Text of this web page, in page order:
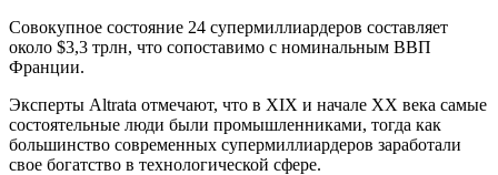
Совокупное состояние 24 супермиллиардеров составляет
около $3,3 трлн, что сопоставимо с номинальным ВВП
Франции.
Эксперты Altrata отмечают, что в XIX и начале XX века самые
состоятельные люди были промышленниками, тогда как
большинство современных супермиллиардеров заработали
свое богатство в технологической сфере.